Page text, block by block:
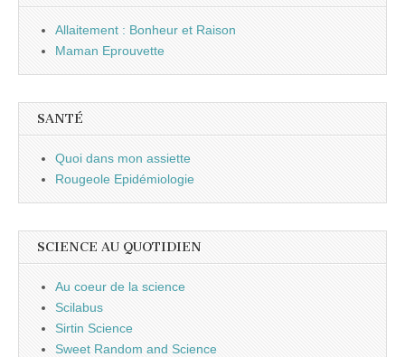
Allaitement : Bonheur et Raison
Maman Eprouvette
SANTÉ
Quoi dans mon assiette
Rougeole Epidémiologie
SCIENCE AU QUOTIDIEN
Au coeur de la science
Scilabus
Sirtin Science
Sweet Random and Science